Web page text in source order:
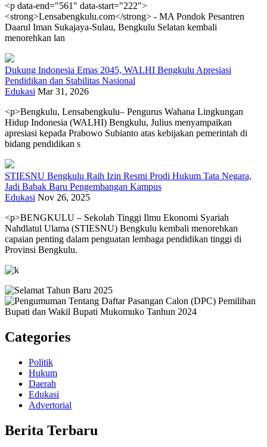
<p data-end="561" data-start="222">
<strong>Lensabengkulu.com</strong> - MA Pondok Pesantren
Daarul Iman Sukajaya-Sulau, Bengkulu Selatan kembali
menorehkan lan
Dukung Indonesia Emas 2045, WALHI Bengkulu Apresiasi
Pendidikan dan Stabilitas Nasional
Edukasi Mar 31, 2026
<p>Bengkulu, Lensabengkulu– Pengurus Wahana Lingkungan
Hidup Indonesia (WALHI) Bengkulu, Julius menyampaikan
apresiasi kepada Prabowo Subianto atas kebijakan pemerintah di
bidang pendidikan s
STIESNU Bengkulu Raih Izin Resmi Prodi Hukum Tata Negara,
Jadi Babak Baru Pengembangan Kampus
Edukasi Nov 26, 2025
<p>BENGKULU – Sekolah Tinggi Ilmu Ekonomi Syariah
Nahdlatul Ulama (STIESNU) Bengkulu kembali menorehkan
capaian penting dalam penguatan lembaga pendidikan tinggi di
Provinsi Bengkulu.
Categories
Politik
Hukum
Daerah
Edukasi
Advertorial
Berita Terbaru